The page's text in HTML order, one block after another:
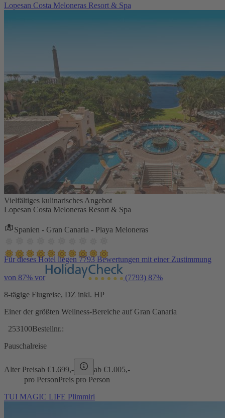
Lopesan Costa Meloneras Resort & Spa
Vielfältiges kulinarisches Angebot
Lopesan Costa Meloneras Resort & Spa
Spanien - Gran Canaria - Playa Meloneras
Für dieses Hotel liegen 7793 Bewertungen mit einer Zustimmung
von 87% vor (7793) 87%
8-tägige Flugreise, DZ inkl. HP
Einer der größten Wellness-Bereiche auf Gran Canaria
253100Bestellnr.:
Pauschalreise
Alter Preisab €1.699,- ab €1.005,-
pro PersonPreis pro Person
TUI MAGIC LIFE Plimmiri